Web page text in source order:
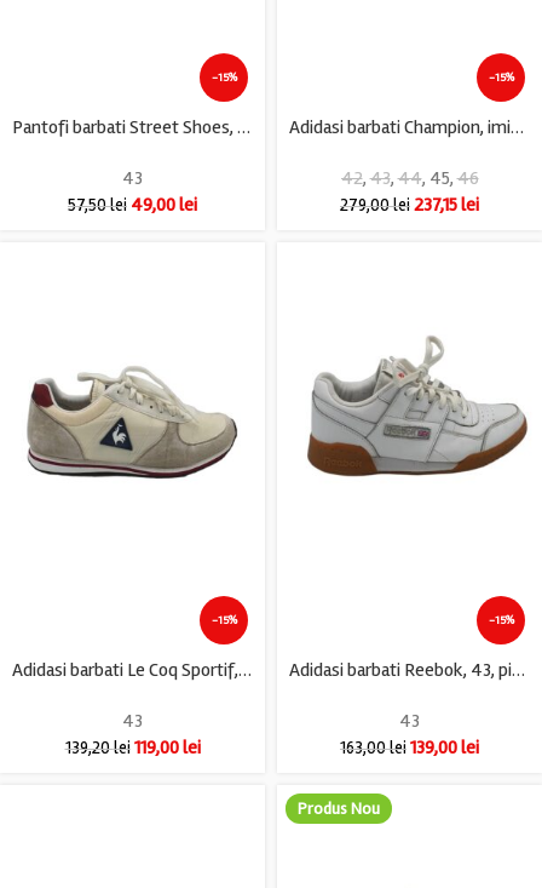
-15%
Pantofi barbati Street Shoes, 43, imitatie de piele, negru
43
57,50lei 49,00lei
-15%
Adidasi barbati Champion, imitatie de piele, negru
42,43,44, 45,46
279,00lei237,15lei
-15%
Adidasi barbati Le Coq Sportif, 43, material textil, alb gri
43
139,20lei 119,00lei
-15%
Adidasi barbati Reebok, 43, piele, alb
43
163,00lei139,00lei
Produs Nou